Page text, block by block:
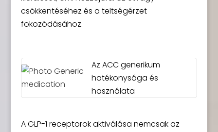
csökkentéséhez és a teltségérzet
fokozódásához.
Az ACC generikum
hatékonysága és
használata
A GLP-1 receptorok aktiválása nemcsak az